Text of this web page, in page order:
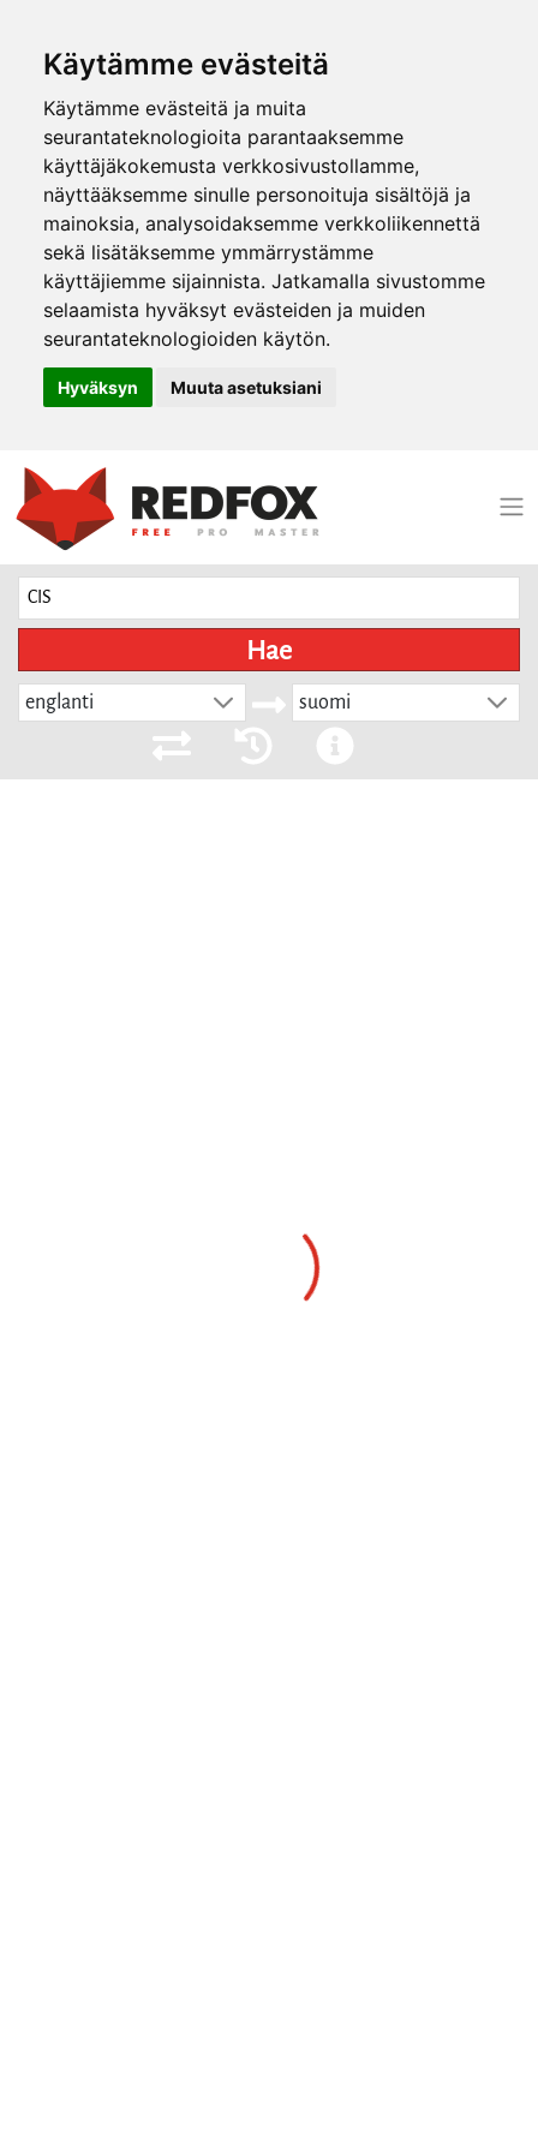
Käytämme evästeitä
Käytämme evästeitä ja muita
seurantateknologioita parantaaksemme
käyttäjäkokemusta verkkosivustollamme,
näyttääksemme sinulle personoituja sisältöjä ja
mainoksia, analysoidaksemme verkkoliikennettä
sekä lisätäksemme ymmärrystämme
käyttäjiemme sijainnista. Jatkamalla sivustomme
selaamista hyväksyt evästeiden ja muiden
seurantateknologioiden käytön.
Hyväksyn Muuta asetuksiani
Hae
englanti suomi